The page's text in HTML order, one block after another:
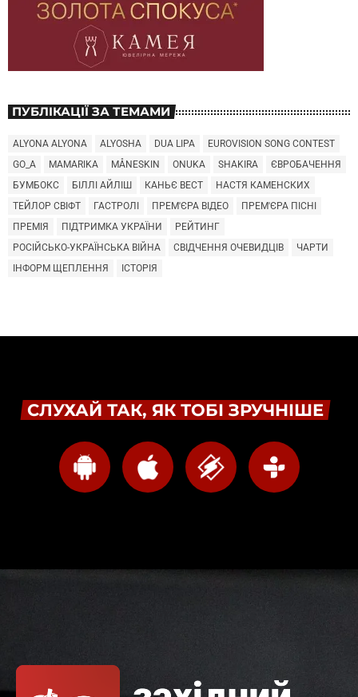
ПУБЛІКАЦІЇ ЗА ТЕМАМИ
ALYONA ALYONA ALYOSHA DUA LIPA
EUROVISION SONG CONTEST
GO_A
MAMARIKA MÅNESKIN ONUKA SHAKIRA
ЄВРОБАЧЕННЯ
БУМБОКС
БІЛЛІ АЙЛІШ КАНЬЄ ВЕСТ
НАСТЯ КАМЕНСКИХ
ТЕЙЛОР СВІФТ
ГАСТРОЛІ ПРЕМ'ЄРА ВІДЕО
ПРЕМ'ЄРА ПІСНІ
ПРЕМІЯ
ПІДТРИМКА УКРАЇНИ
РЕЙТИНГ
РОСІЙСЬКО-УКРАЇНСЬКА ВІЙНА
СВІДЧЕННЯ ОЧЕВИДЦІВ
ЧАРТИ
ІНФОРМ ЩЕПЛЕННЯ
ІСТОРІЯ
СЛУХАЙ ТАК, ЯК ТОБІ ЗРУЧНІШЕ